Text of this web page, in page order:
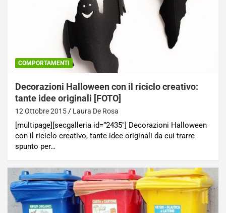
COMPORTAMENTI
Decorazioni Halloween con il riciclo creativo:
tante idee originali [FOTO]
12 Ottobre 2015 Laura De Rosa
[multipage][secgalleria id=”2435″] Decorazioni Halloween
con il riciclo creativo, tante idee originali da cui trarre
spunto per…